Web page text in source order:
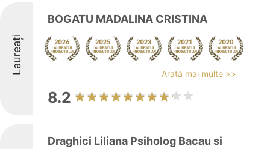
Laureați
BOGATU MADALINA CRISTINA
Arată mai multe >>
8.2
Draghici Liliana Psiholog Bacau si